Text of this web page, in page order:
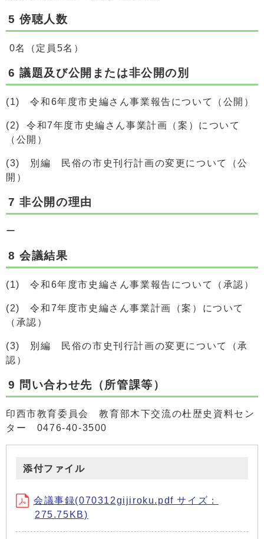
5 傍聴人数
0名（定員5名）
6 議題及び公開または非公開の別
(1) 令和6年度市史編さん事業報告について（公開）
(2) 令和7年度市史編さん事業計画（案）について
（公開）
(3) 別編 民俗の市史刊行計画の変更について（公
開）
7 非公開の理由
ー
8 会議結果
(1) 令和6年度市史編さん事業報告について（承認）
(2) 令和7年度市史編さん事業計画（案）について
（承認）
(3) 別編 民俗の市史刊行計画の変更について（承
認）
9 問い合わせ先（所管課等）
印西市教育委員会 教育部木下交流の杜歴史資料セン
ター 0476-40-3500
添付ファイル
会議事録(070312gijiroku.pdf サイズ：
275.75KB)